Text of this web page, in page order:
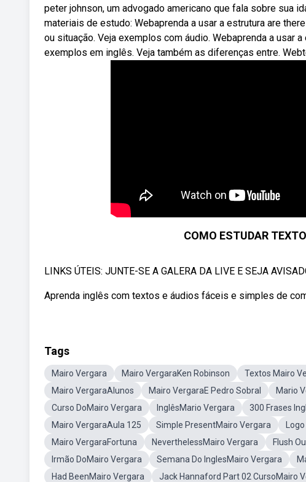
peter johnson, um advogado americano que fala sobre sua
materiais de estudo: Webaprenda a usar a estrutura are
ou situação. Veja exemplos com áudio. Webaprenda a usar
exemplos em inglês. Veja também as diferenças entre.
COMO ESTUDAR
LINKS ÚTEIS: JUNTE-SE A GALERA DA LIVE E SEJA
Aprenda inglês com textos e áudios fáceis e simples de
Tags
Mairo Vergara Mairo VergaraKen Robinson Textos Mairo
Mairo VergaraAlunos
Mairo VergaraE Pedro Sobral Mario
Curso DoMairo Vergara
InglêsMario Vergara 300 Frases
Mairo VergaraAula 125
Simple PresentMairo Vergara
Mairo VergaraFortuna
NeverthelessMairo Vergara Flush
Irmão DoMairo Vergara
Semana Do InglesMairo Vergara
Had BeenMairo Vergara
Jack Hannaford Part 02 CursoMairo